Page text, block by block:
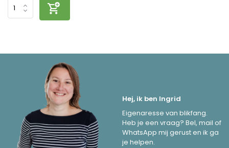
Hej, ik ben Ingrid
Eigenaresse van blikfang.
Heb je een vraag? Bel, mail of
WhatsApp mij gerust en ik ga
je helpen.